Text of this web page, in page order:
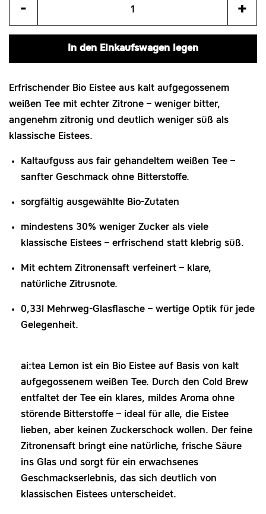
+
um
-
um
reduzieren
In den Einkaufswagen legen
Erfrischender Bio Eistee aus kalt aufgegossenem
weißen Tee mit echter Zitrone – weniger bitter,
angenehm zitronig und deutlich weniger süß als
klassische Eistees.
Kaltaufguss aus fair gehandeltem weißen Tee –
sanfter Geschmack ohne Bitterstoffe.
sorgfältig ausgewählte Bio‑Zutaten
mindestens 30% weniger Zucker als viele
klassische Eistees – erfrischend statt klebrig süß.
Mit echtem Zitronensaft verfeinert – klare,
natürliche Zitrusnote.
0,33l Mehrweg‑Glasflasche – wertige Optik für jede
Gelegenheit.
ai:tea Lemon ist ein Bio Eistee auf Basis von kalt
aufgegossenem weißen Tee. Durch den Cold Brew
entfaltet der Tee ein klares, mildes Aroma ohne
störende Bitterstoffe – ideal für alle, die Eistee
lieben, aber keinen Zuckerschock wollen. Der feine
Zitronensaft bringt eine natürliche, frische Säure
ins Glas und sorgt für ein erwachsenes
Geschmackserlebnis, das sich deutlich von
klassischen Eistees unterscheidet.